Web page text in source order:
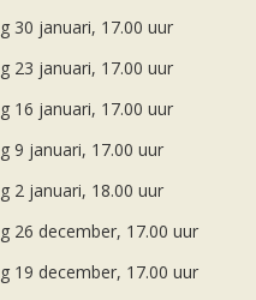
30 januari, 17.00 uur
23 januari, 17.00 uur
16 januari, 17.00 uur
9 januari, 17.00 uur
2 januari, 18.00 uur
26 december, 17.00 uur
19 december, 17.00 uur